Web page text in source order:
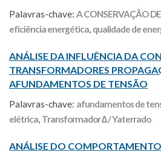
Palavras-chave: A CONSERVAÇÃO
eficiência energética, qualidade de
ANÁLISE DA INFLUÊNCIA DA
TRANSFORMADORES
AFUNDAMENTOS DE TENSÃO
Palavras-chave: afundamentos de
elétrica, Transformador ∆ / Yaterrado
ANÁLISE DO